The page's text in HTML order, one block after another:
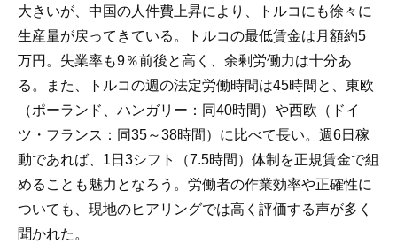
大きいが、中国の人件費上昇により、トルコにも徐々に
生産量が戻ってきている。トルコの最低賃金は月額約5
万円。失業率も9％前後と高く、余剰労働力は十分あ
る。また、トルコの週の法定労働時間は45時間と、東欧
（ポーランド、ハンガリー：同40時間）や西欧（ドイ
ツ・フランス：同35～38時間）に比べて長い。週6日稼
動であれば、1日3シフト（7.5時間）体制を正規賃金で組
めることも魅力となろう。労働者の作業効率や正確性に
ついても、現地のヒアリングでは高く評価する声が多く
聞かれた。